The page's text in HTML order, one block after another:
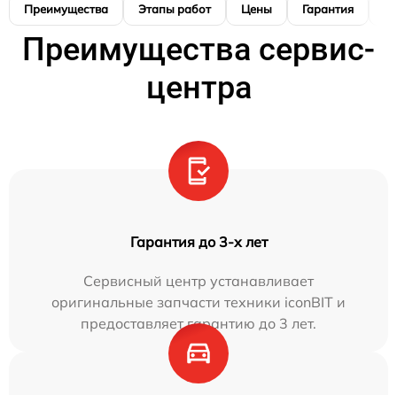
Преимущества Этапы работ Цены Гарантия
Преимущества сервис-
центра
Гарантия до 3-х лет
Сервисный центр устанавливает
оригинальные запчасти техники iconBIT и
предоставляет гарантию до 3 лет.